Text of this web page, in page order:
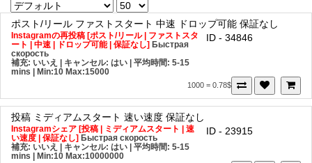
ポスト/リール ファストスタート 中速 ドロップ可能 保証なし
Instagramの再投稿 [ポスト/リール | ファストスタ
ート | 中速 | ドロップ可能 | 保証なし] Быстрая
скорость
補充: いいえ | キャンセル: はい | 平均時間: 5-15
mins
| Min:10 Max:15000
ID - 34846
1000 = 0.78$
投稿 ミディアムスタート 速い速度 保証なし
Instagramシェア [投稿 | ミディアムスタート | 速
い速度 | 保証なし] Быстрая скорость
補充: いいえ | キャンセル: はい | 平均時間: 5-15
mins
| Min:10 Max:10000000
ID - 23915